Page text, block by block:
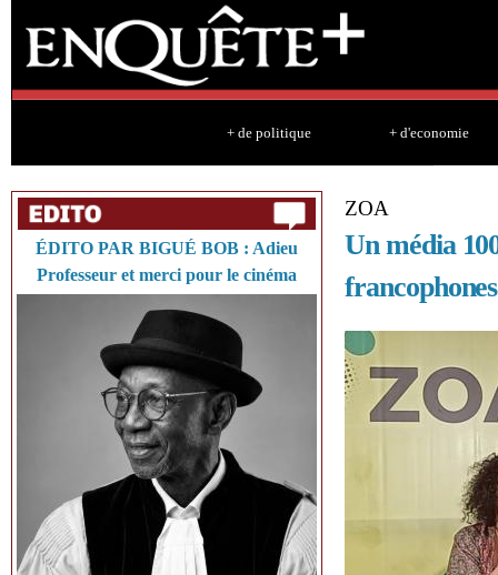
+ de politique + d'economie
ÉDITO PAR BIGUÉ BOB : Adieu
Professeur et merci pour le cinéma
ZOA
Un média
francophones